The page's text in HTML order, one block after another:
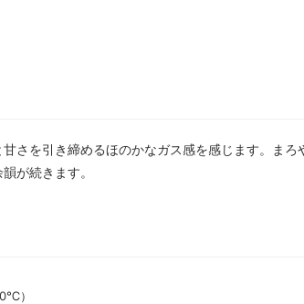
さを引き締めるほのかなガス感を感じます。まろ
が続きます。
）